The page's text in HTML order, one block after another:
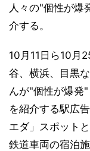
人々の"個性が爆
介する。
10月11日ら10月
谷、横浜、目黒
んが"個性が爆発
を紹介する駅広
エダ」スポット
鉄道車両の宿泊